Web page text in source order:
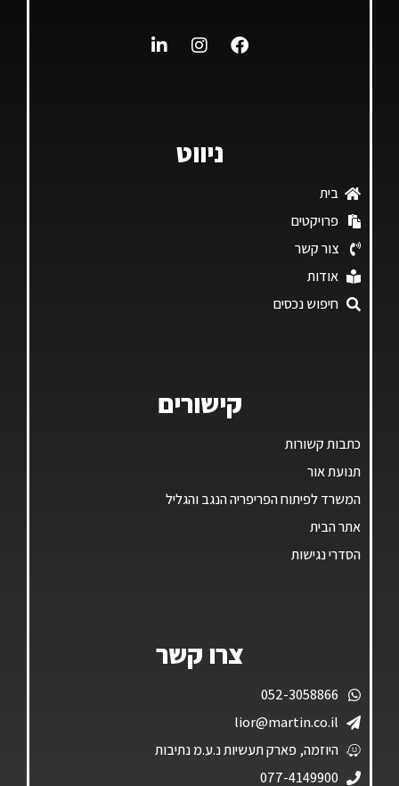
ניווט
בית
פרויקטים
צור קשר
אודות
חיפוש נכסים
קישורים
כתבות קשורות
תנועת אור
המשרד לפיתוח הפריפריה הנגב והגליל
אתר הבית
הסדרי נגישות
צרו קשר
052-3058866
lior@martin.co.il
היוזמה, פארק תעשיות נ.ע.מ נתיבות
077-4149900